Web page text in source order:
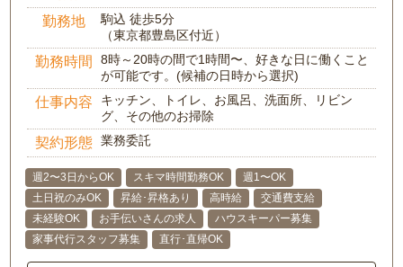
勤務地
駒込 徒歩5分
（東京都豊島区付近）
勤務時間
8時～20時の間で1時間〜、好きな日に働くこと
が可能です。(候補の日時から選択)
仕事内容
キッチン、トイレ、お風呂、洗面所、リビン
グ、その他のお掃除
契約形態 業務委託
週2〜3日からOK スキマ時間勤務OK
週1〜OK
土日祝のみOK
昇給･昇格あり 高時給
交通費支給
未経験OK
お手伝いさんの求人
ハウスキーパー募集
家事代行スタッフ募集
直行･直帰OK